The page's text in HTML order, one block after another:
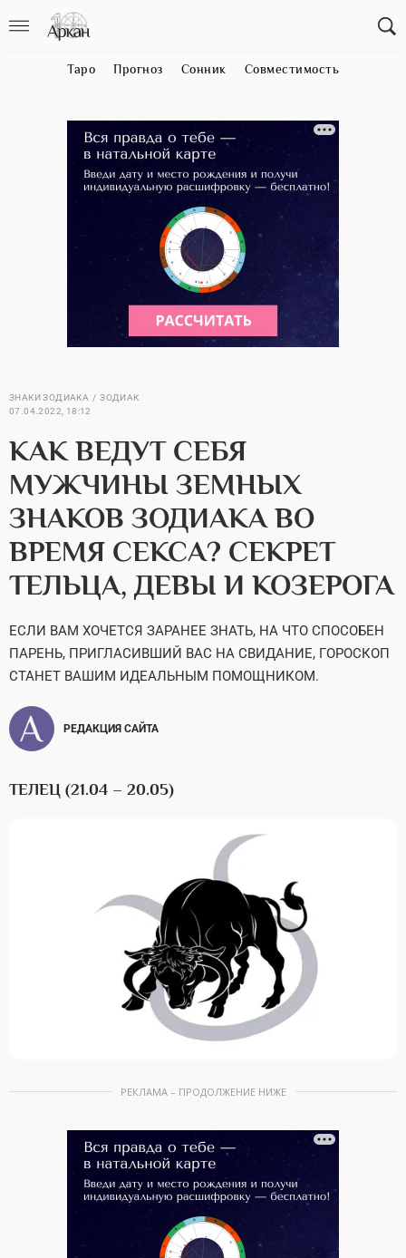
Таро Прогноз Сонник Совместимость
ЗНАКИ ЗОДИАКА
ЗОДИАК
07.04.2022, 18:12
КАК ВЕДУТ СЕБЯ
МУЖЧИНЫ ЗЕМНЫХ
ЗНАКОВ ЗОДИАКА ВО
ВРЕМЯ СЕКСА? СЕКРЕТ
ТЕЛЬЦА, ДЕВЫ И КОЗЕРОГА
ЕСЛИ ВАМ ХОЧЕТСЯ ЗАРАНЕЕ ЗНАТЬ, НА ЧТО СПОСОБЕН
ПАРЕНЬ, ПРИГЛАСИВШИЙ ВАС НА СВИДАНИЕ, ГОРОСКОП
СТАНЕТ ВАШИМ ИДЕАЛЬНЫМ ПОМОЩНИКОМ.
РЕДАКЦИЯ САЙТА
ТЕЛЕЦ (21.04 – 20.05)
РЕКЛАМА – ПРОДОЛЖЕНИЕ НИЖЕ